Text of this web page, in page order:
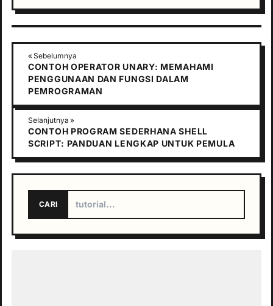
« Sebelumnya
CONTOH OPERATOR UNARY: MEMAHAMI
PENGGUNAAN DAN FUNGSI DALAM
PEMROGRAMAN
Selanjutnya »
CONTOH PROGRAM SEDERHANA SHELL
SCRIPT: PANDUAN LENGKAP UNTUK PEMULA
CARI